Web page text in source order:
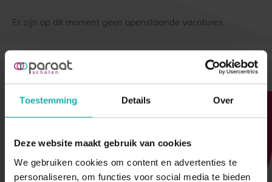
Toestemming Details Over
Deze website maakt gebruik van cookies
We gebruiken cookies om content en advertenties te
personaliseren, om functies voor social media te bieden
Er zijn op dit moment geen openstaande vacatures.